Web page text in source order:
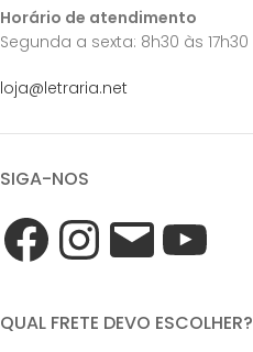
Horário de atendimento
Segunda a sexta: 8h30 às 17h30
loja@letraria.net
SIGA-NOS
QUAL FRETE DEVO ESCOLHER?